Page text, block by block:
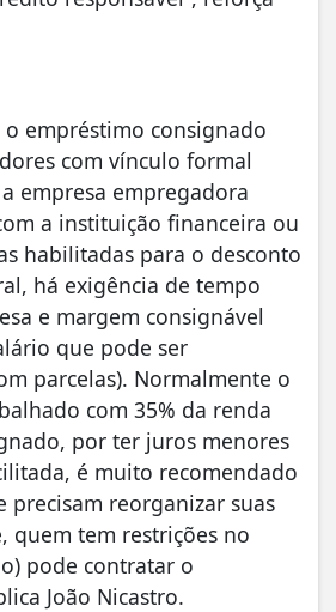
empréstimo consignado
com vínculo formal
empresa empregadora
a instituição financeira ou
habilitadas para o desconto
há exigência de tempo
e margem consignável
que pode ser
parcelas). Normalmente o
com 35% da renda
por ter juros menores
é muito recomendado
precisam reorganizar suas
quem tem restrições no
pode contratar o
João Nicastro.